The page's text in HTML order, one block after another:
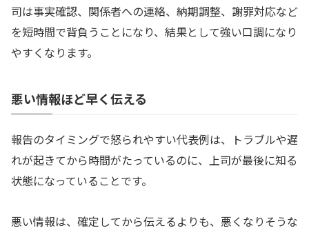
司は事実確認、関係者への連絡、納期調整、謝罪対応など
を短時間で背負うことになり、結果として強い口調になり
やすくなります。
悪い情報ほど早く伝える
報告のタイミングで怒られやすい代表例は、トラブルや遅
れが起きてから時間がたっているのに、上司が最後に知る
状態になっていることです。
悪い情報は、確定してから伝えるよりも、悪くなりそうな